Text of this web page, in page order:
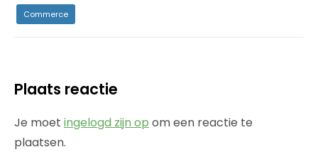
Commerce
Plaats reactie
Je moet ingelogd zijn op om een reactie te
plaatsen.